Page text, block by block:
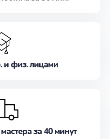
и физ. лицами
за 40 минут